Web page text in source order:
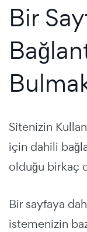
Bir
Sitenizin
için dahili
olduğu birkaç
Bir sayfaya
istemenizin